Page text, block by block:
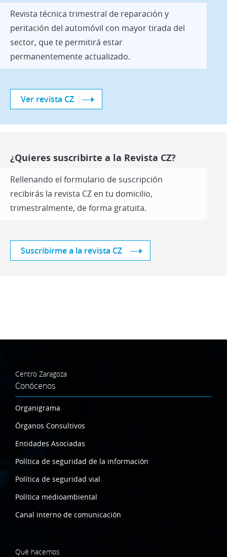
Revista técnica trimestral de reparación y
peritación del automóvil con mayor tirada del
sector, que te permitirá estar
permanentemente actualizado.
Ver revista CZ
¿Quieres suscribirte a la Revista CZ?
Rellenando el formulario de suscripción
recibirás la revista CZ en tu domicilio,
trimestralmente, de forma gratuita.
Suscribirme a la revista CZ
Centro Zaragoza
Conócenos
Organigrama
Órganos Consultivos
Entidades Asociadas
Política de seguridad de la información
Política de seguridad vial
Política medioambiental
Canal interno de comunicación
Qué hacemos